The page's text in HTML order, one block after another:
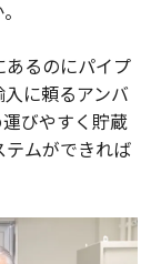
るのにパイプ
に頼るアンバ
びやすく貯蔵
ムができれば